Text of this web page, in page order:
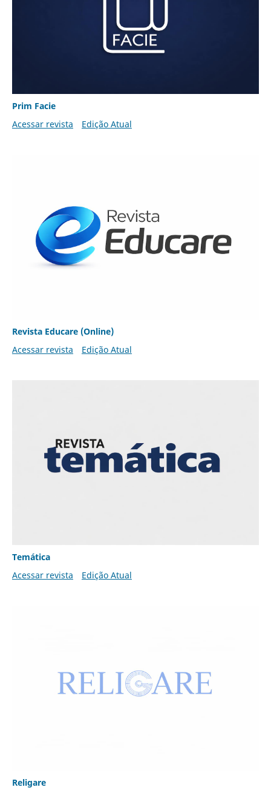
Prim Facie
Acessar revista
Edição Atual
Revista Educare (Online)
Acessar revista
Edição Atual
Temática
Acessar revista
Edição Atual
Religare